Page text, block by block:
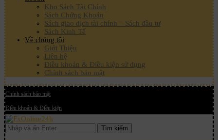
Kho Sách Tài Chính
Sách Chứng Khoán
Sách giao dịch tài chính – Sách đầu tư
Sách Kinh Tế
Về chúng tôi
Giới Thiệu
Liên hệ
Điều khoản & Điều kiện sử dụng
Chính sách bảo mật
Chính sách bảo mật
Điều khoản & Điều kiện
Tìm kiếm